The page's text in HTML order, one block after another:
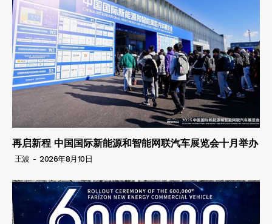
再启新程 中国国际新能源和智能网联汽车展览会十月举办
王波 - 2026年8月10日